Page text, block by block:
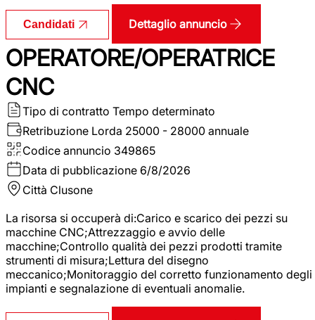
Candidati Dettaglio annuncio
OPERATORE/OPERATRICE
CNC
Tipo di contratto Tempo determinato
Retribuzione Lorda 25000 - 28000 annuale
Codice annuncio 349865
Data di pubblicazione 6/8/2026
Città Clusone
La risorsa si occuperà di:Carico e scarico dei pezzi su
macchine CNC;Attrezzaggio e avvio delle
macchine;Controllo qualità dei pezzi prodotti tramite
strumenti di misura;Lettura del disegno
meccanico;Monitoraggio del corretto funzionamento degli
impianti e segnalazione di eventuali anomalie.